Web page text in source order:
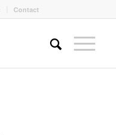
Contact